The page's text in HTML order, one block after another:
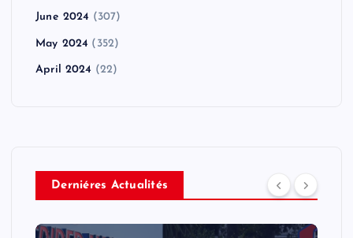
June 2024 (307)
May 2024 (352)
April 2024 (22)
Derniéres Actualités